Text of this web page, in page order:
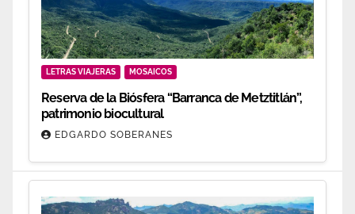
LETRAS VIAJERAS MOSAICOS
Reserva de la Biósfera “Barranca de Metztitlán”,
patrimonio biocultural
EDGARDO SOBERANES